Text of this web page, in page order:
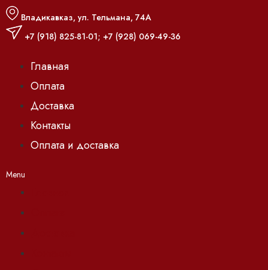
Владикавказ, ул. Тельмана, 74А
+7 (918) 825-81-01; +7 (928) 069-49-36
Главная
Оплата
Доставка
Контакты
Оплата и доставка
Menu